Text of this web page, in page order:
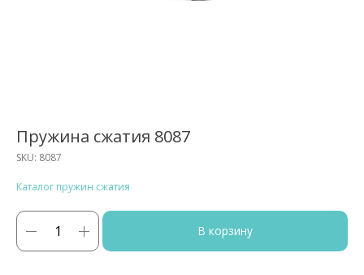
Пружина сжатия 8087
SKU: 8087
Каталог пружин сжатия
В корзину